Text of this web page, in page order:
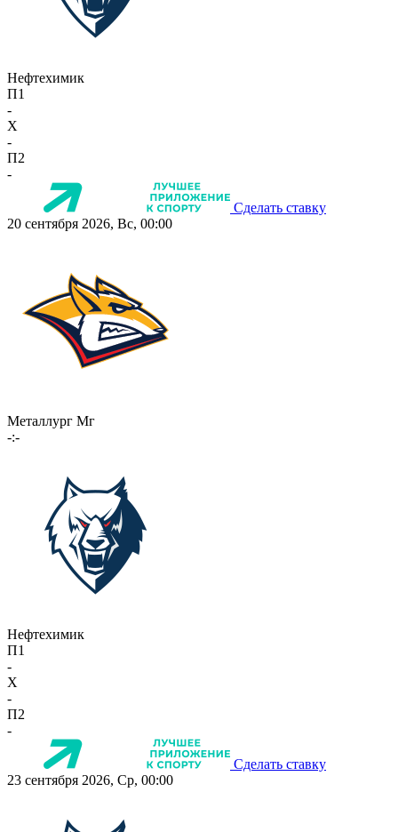
Нефтехимик
П1
-
X
-
П2
-
Сделать ставку
20 сентября 2026, Вс, 00:00
Металлург Мг
-:-
Нефтехимик
П1
-
X
-
П2
-
Сделать ставку
23 сентября 2026, Ср, 00:00